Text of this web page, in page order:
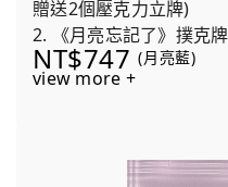
贈送2個壓克力立牌)
2. 《月亮忘記了》撲克牌
NT$747 (月亮藍)
view more +